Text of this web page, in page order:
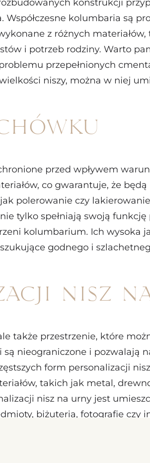
kolumbaria są
z różnych
i potrzeb rodziny. Warto
przepełnionych
niszy, można w niej
przed wpływem
co gwarantuje, że
polerowanie czy
tylko spełniają swoją
kolumbarium. Ich wysoka
godnego i
nisz
także przestrzenie, które
nieograniczone i pozwalają
form personalizacji
takich jak metal,
nisz na urny jest
biżuteria, fotografie czy